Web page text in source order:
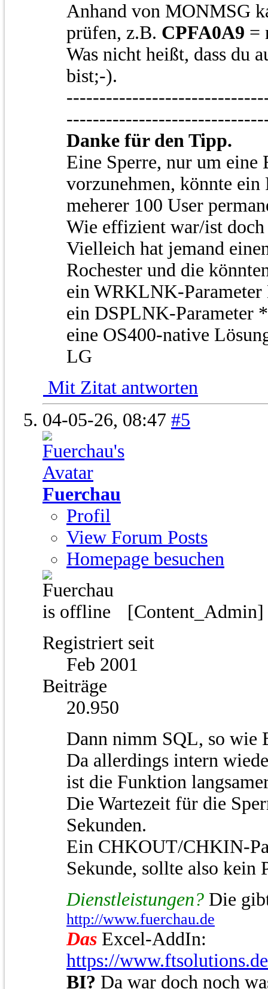
Anhand von MONMSG
prüfen, z.B. CPFA0A9 =
Was nicht heißt, dass du
bist;-).
Danke für den Tipp.
Eine Sperre, nur um eine
vorzunehmen, könnte ein
meherer 100 User
Wie effizient war/ist
Vielleich hat jemand
Rochester und die
ein WRKLNK-
ein DSPLNK-Parameter
eine OS400-native
LG
Mit Zitat antworten
04-05-26, 08:47 #5
Fuerchau
Profil
View Forum Posts
Homepage besuchen
[Content_Admin]
Registriert seit
Feb 2001
Beiträge
20.950
Dann nimm SQL, so wie
Da allerdings intern
ist die Funktion
Die Wartezeit für die
Sekunden.
Ein CHKOUT/CHKIN-
Sekunde, sollte also kein
Dienstleistungen? Die
http://www.fuerchau.de
Das Excel-AddIn:
https://
BI? Da war doch noch